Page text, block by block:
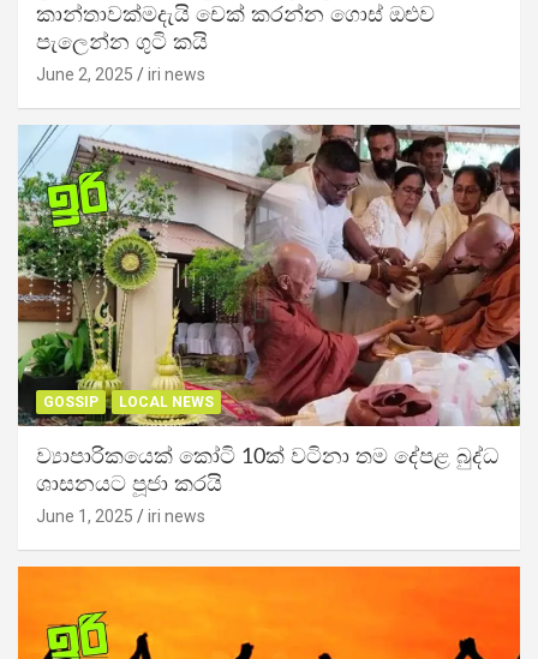
කාන්තාවක්මදැයි චෙක් කරන්න ගොස් ඔළුව
පැලෙන්න ගුටි කයි
June 2, 2025 iri news
GOSSIP LOCAL NEWS
ව්‍යාපාරිකයෙක් කෝටි 10ක් වටිනා තම දේපළ බුද්ධ
ශාසනයට පූජා කරයි
June 1, 2025 iri news